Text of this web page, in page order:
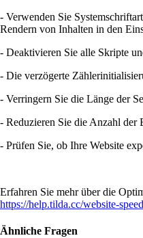
- Verwenden Sie
Rendern von Inhalten in den
- Deaktivieren Sie alle Skripte
- Die verzögerte
- Verringern Sie die Länge der
- Reduzieren Sie die Anzahl der
- Prüfen Sie, ob Ihre Website
Erfahren Sie mehr über die
https://help.tilda.cc/website-speed
Ähnliche Fragen